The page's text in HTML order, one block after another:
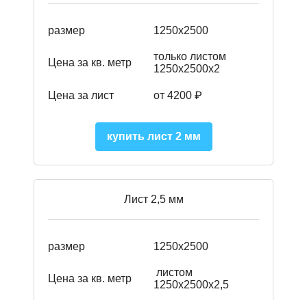
размер 1250х2500
Цена за кв. метр
только листом
1250х2500х2
Цена за лист от 4200 ₽
купить лист 2 мм
Лист 2,5 мм
размер 1250х2500
Цена за кв. метр
листом
1250х2500х2,5